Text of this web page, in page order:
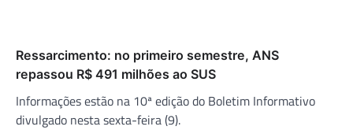
Ressarcimento: no primeiro semestre, ANS
repassou R$ 491 milhões ao SUS
Informações estão na 10ª edição do Boletim Informativo
divulgado nesta sexta-feira (9).